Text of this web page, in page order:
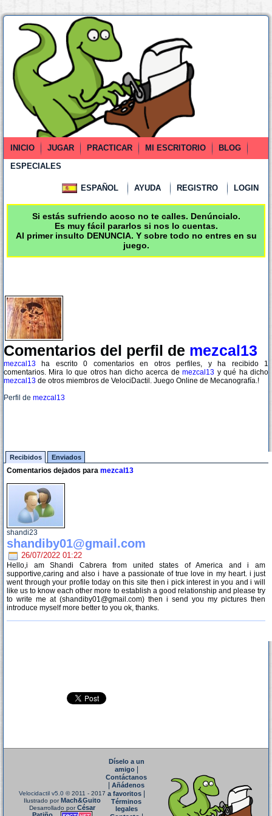
INICIO JUGAR PRACTICAR MI ESCRITORIO
BLOG
ESPECIALES
ESPAÑOL AYUDA REGISTRO LOGIN
Si estás sufriendo acoso no te calles. Denúncialo.
Es muy fácil pararlos si nos lo cuentas.
Al primer insulto DENUNCIA. Y sobre todo no entres en su
juego.
Comentarios del perfil de mezcal13
mezcal13 ha escrito 0 comentarios en otros perfiles, y ha recibido 1
comentarios. Mira lo que otros han dicho acerca demezcal13 y qué ha dicho
mezcal13 de otros miembros de VelociDactil. Juego Online de Mecanografía.!
Perfil de mezcal13
Recibidos Enviados
Comentarios dejados para mezcal13
shandi23
shandiby01@gmail.com
26/07/2022 01:22
Hello,i am Shandi Cabrera from united states of America and i am
supportive,caring and also i have a passionate of true love in my heart. i just
went through your profile today on this site then i pick interest in you and i will
like us to know each other more to establish a good relationship and please try
to write me at (shandiby01@gmail.com) then i send you my pictures then
introduce myself more better to you ok, thanks.
Velocidactil v5.0 © 2011 - 2017
Ilustrado porMach&Guito
Desarrollado porCésar
Díselo a un
amigo|
Contáctanos
Añádenos
a favoritos
Términos
legales